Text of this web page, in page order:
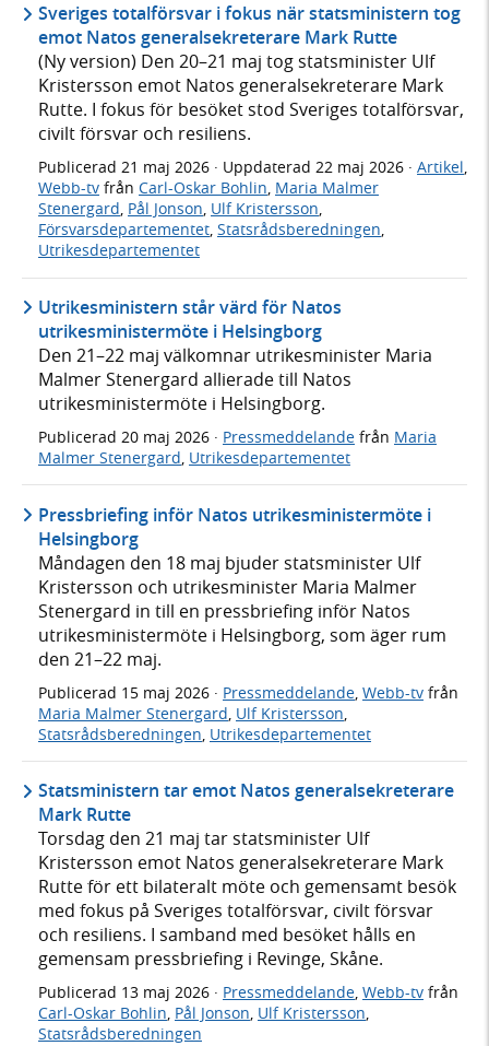
Sveriges totalförsvar i fokus när statsministern tog
emot Natos generalsekreterare Mark Rutte
(Ny version) Den 20–21 maj tog statsminister Ulf
Kristersson emot Natos generalsekreterare Mark
Rutte. I fokus för besöket stod Sveriges totalförsvar,
civilt försvar och resiliens.
Publicerad 21 maj 2026 · Uppdaterad 22 maj 2026 · Artikel,
Webb-tv från Carl-Oskar Bohlin, Maria Malmer
Stenergard, Pål Jonson, Ulf Kristersson,
Försvarsdepartementet, Statsrådsberedningen,
Utrikesdepartementet
Utrikesministern står värd för Natos
utrikesministermöte i Helsingborg
Den 21–22 maj välkomnar utrikesminister Maria
Malmer Stenergard allierade till Natos
utrikesministermöte i Helsingborg.
Publicerad 20 maj 2026 · Pressmeddelande från Maria
Malmer Stenergard, Utrikesdepartementet
Pressbriefing inför Natos utrikesministermöte i
Helsingborg
Måndagen den 18 maj bjuder statsminister Ulf
Kristersson och utrikesminister Maria Malmer
Stenergard in till en pressbriefing inför Natos
utrikesministermöte i Helsingborg, som äger rum
den 21–22 maj.
Publicerad 15 maj 2026 · Pressmeddelande Webb-tv från
Maria Malmer Stenergard Ulf Kristersson
Statsrådsberedningen Utrikesdepartementet
Statsministern tar emot Natos generalsekreterare
Mark Rutte
Torsdag den 21 maj tar statsminister Ulf
Kristersson emot Natos generalsekreterare Mark
Rutte för ett bilateralt möte och gemensamt besök
med fokus på Sveriges totalförsvar, civilt försvar
och resiliens. I samband med besöket hålls en
gemensam pressbriefing i Revinge, Skåne.
Publicerad 13 maj 2026 · Pressmeddelande, Webb-tv från
Carl-Oskar Bohlin, Pål Jonson, Ulf Kristersson,
Statsrådsberedningen